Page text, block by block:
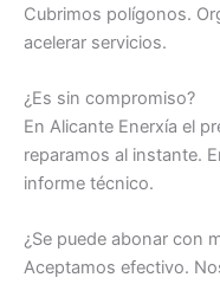
Cubrimos polígonos.
acelerar servicios.
¿Es sin compromiso?
En Alicante Enerxía el
reparamos al instante.
informe técnico.
¿Se puede abonar con
Aceptamos efectivo.